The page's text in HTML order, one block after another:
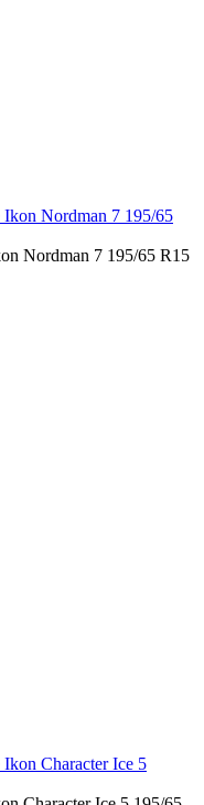
Nordman 7 195/65 R15